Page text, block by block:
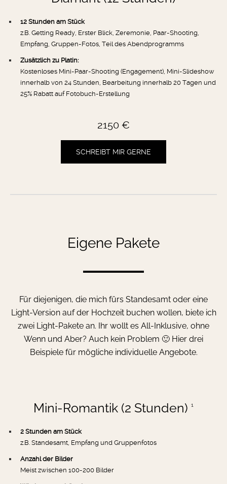
12 Stunden am Stück
z.B. Getting Ready, Erster Blick, Zeremonie, Paar-Shooting,
Empfang, Gruppen-Fotos, Teil des Abendprogramms
Zusätzlich zu Platin:
Kostenloses Mini-Paar-Shooting (Engagement), Mini-Slideshow
innerhalb von 24 Stunden, Bearbeitung innerhalb 20 Tagen und
25% Rabatt auf Fotobuch-Erstellung
2150 €
SCHREIBT MIR GERNE
Eigene Pakete
Für diejenigen, die mich fürs Standesamt oder eine
Light-Version auf der Hochzeit buchen wollen, biete ich
zwei Light-Pakete an. Ihr wollt es All-Inklusive, ohne
Wenn und Aber? Auch kein Problem 🙂 Hier drei
Beispiele für mögliche individuelle Angebote.
Mini-Romantik (2 Stunden) 1
2 Stunden am Stück
z.B. Standesamt, Empfang und Gruppenfotos
Anzahl der Bilder
Meist zwischen 100-200 Bilder